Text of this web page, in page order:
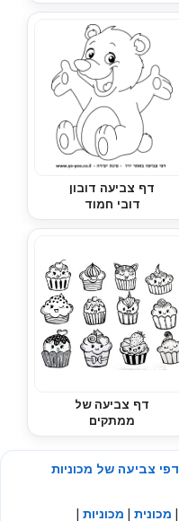
דף צביעה דובון
דובי חמוד
דף צביעה של
ממתקים
דפי צביעה של מכוניות
מכונית מכוניות